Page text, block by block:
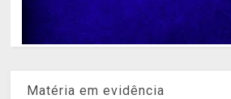
Matéria em evidência